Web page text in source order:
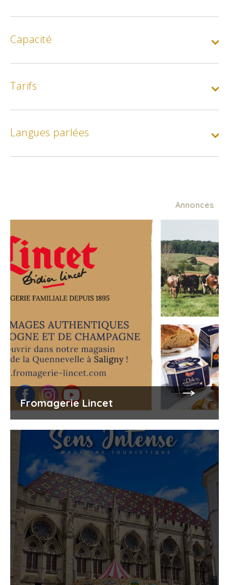
Capacité
Tarifs
Langues parlées
Annonces
Fromagerie Lincet